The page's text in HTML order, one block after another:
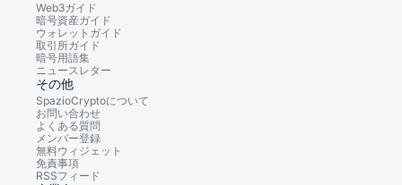
Web3ガイド
暗号資産ガイド
ウォレットガイド
取引所ガイド
暗号用語集
ニュースレター
その他
SpazioCryptoについて
お問い合わせ
よくある質問
メンバー登録
無料ウィジェット
免責事項
RSSフィード